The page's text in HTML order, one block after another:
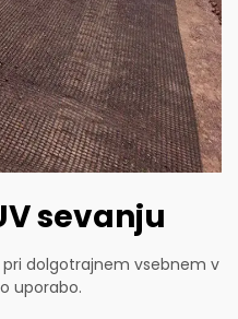
sevanju
dolgotrajnem vsebnem v
uporabo.